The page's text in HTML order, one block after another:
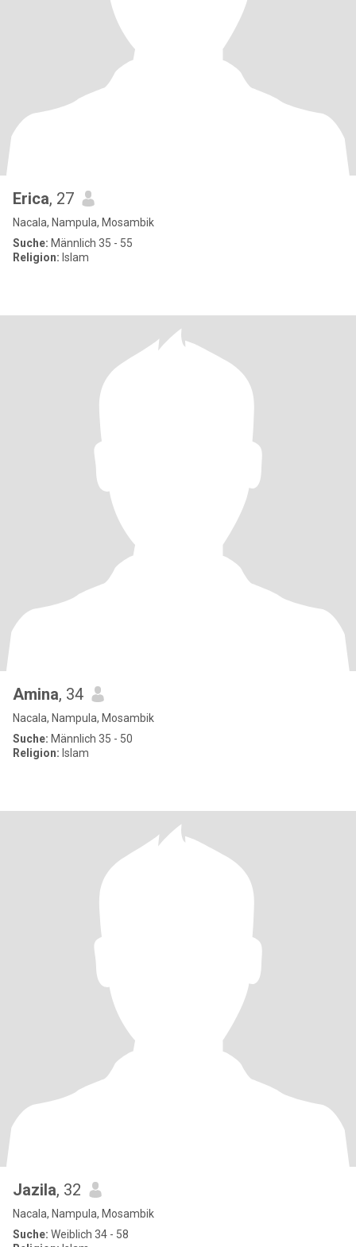
Erica, 27
Nacala, Nampula, Mosambik
Suche: Männlich 35 - 55
Religion: Islam
Amina, 34
Nacala, Nampula, Mosambik
Suche: Männlich 35 - 50
Religion: Islam
Jazila, 32
Nacala, Nampula, Mosambik
Suche: Weiblich 34 - 58